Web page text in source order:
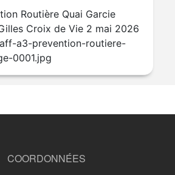
Routière Quai Garcie
Croix de Vie 2 mai 2026
aff-a3-prevention-routiere-
0001.jpg
COORDONNÉES